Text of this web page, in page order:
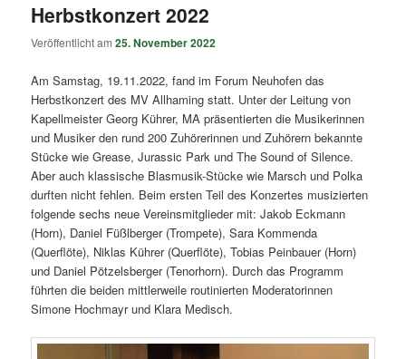
Herbstkonzert 2022
Veröffentlicht am25. November 2022
Am Samstag, 19.11.2022, fand im Forum Neuhofen das
Herbstkonzert des MV Allhaming statt. Unter der Leitung von
Kapellmeister Georg Kührer, MA präsentierten die Musikerinnen
und Musiker den rund 200 Zuhörerinnen und Zuhörern bekannte
Stücke wie Grease, Jurassic Park und The Sound of Silence.
Aber auch klassische Blasmusik-Stücke wie Marsch und Polka
durften nicht fehlen. Beim ersten Teil des Konzertes musizierten
folgende sechs neue Vereinsmitglieder mit: Jakob Eckmann
(Horn), Daniel Füßlberger (Trompete), Sara Kommenda
(Querflöte), Niklas Kührer (Querflöte), Tobias Peinbauer (Horn)
und Daniel Pötzelsberger (Tenorhorn). Durch das Programm
führten die beiden mittlerweile routinierten Moderatorinnen
Simone Hochmayr und Klara Medisch.